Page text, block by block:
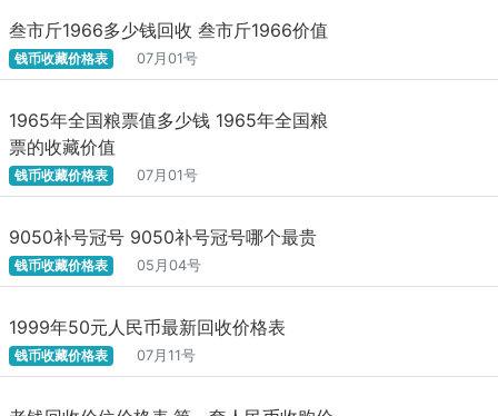
叁市斤1966多少钱回收 叁市斤1966价值
钱币收藏价格表 07月01号
1965年全国粮票值多少钱 1965年全国粮
票的收藏价值
钱币收藏价格表 07月01号
9050补号冠号 9050补号冠号哪个最贵
钱币收藏价格表 05月04号
1999年50元人民币最新回收价格表
钱币收藏价格表 07月11号